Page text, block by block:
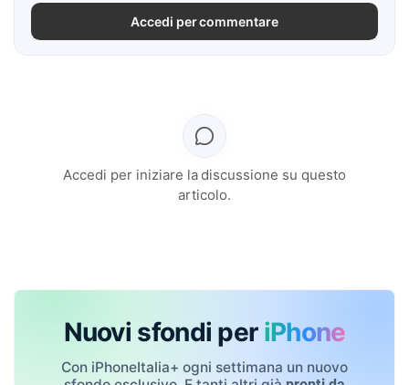
Accedi per commentare
Accedi per iniziare la discussione su questo
articolo.
Nuovi sfondi per iPhone
Con iPhoneItalia+ ogni settimana un nuovo